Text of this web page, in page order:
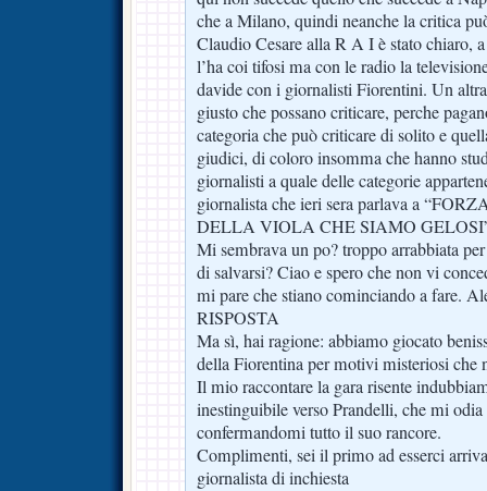
che a Milano, quindi neanche la critica
Claudio Cesare alla R A I è stato chiaro,
l’ha coi tifosi ma con le radio la
davide con i giornalisti Fiorentini. Un
giusto che possano criticare, perche
categoria che può criticare di solito e
giudici, di coloro insomma che hanno
giornalisti a quale delle categorie
giornalista che ieri sera parlava a
DELLA VIOLA CHE SIAMO GELOSI”
Mi sembrava un po? troppo arrabbiata
di salvarsi? Ciao e spero che non vi
mi pare che stiano cominciando a fare.
RISPOSTA
Ma sì, hai ragione: abbiamo giocato
della Fiorentina per motivi misteriosi che
Il mio raccontare la gara risente
inestinguibile verso Prandelli, che mi
confermandomi tutto il suo rancore.
Complimenti, sei il primo ad esserci
giornalista di inchiesta